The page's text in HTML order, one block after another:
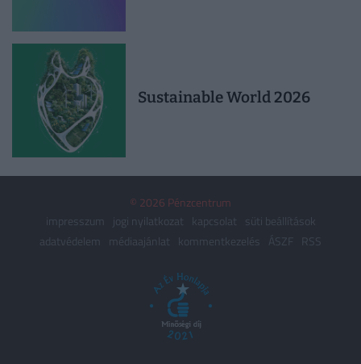
Sustainable World 2026
© 2026 Pénzcentrum
impresszum
jogi nyilatkozat kapcsolat
süti beállítások
adatvédelem
médiaajánlat kommentkezelés ÁSZF RSS